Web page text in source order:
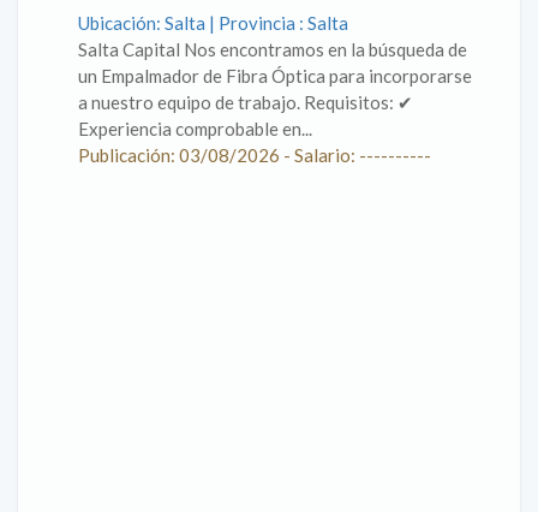
Ubicación: Salta | Provincia : Salta
Salta Capital Nos encontramos en la búsqueda de
un Empalmador de Fibra Óptica para incorporarse
a nuestro equipo de trabajo. Requisitos: ✔
Experiencia comprobable en...
Publicación: 03/08/2026 - Salario: ----------